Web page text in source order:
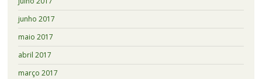
junho 2017
maio 2017
abril 2017
março 2017